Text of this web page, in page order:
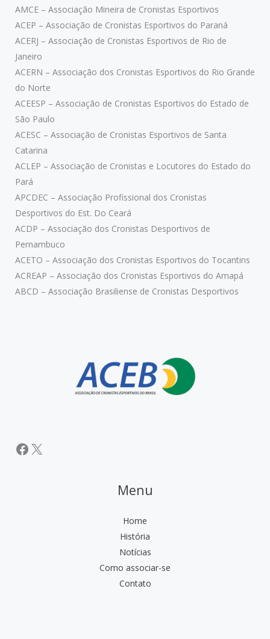
AMCE – Associação Mineira de Cronistas Esportivos
ACEP – Associação de Cronistas Esportivos do Paraná
ACERJ – Associação de Cronistas Esportivos de Rio de
Janeiro
ACERN – Associação dos Cronistas Esportivos do Rio Grande
do Norte
ACEESP – Associação de Cronistas Esportivos do Estado de
São Paulo
ACESC – Associação de Cronistas Esportivos de Santa
Catarina
ACLEP – Associação de Cronistas e Locutores do Estado do
Pará
APCDEC – Associação Profissional dos Cronistas
Desportivos do Est. Do Ceará
ACDP – Associação dos Cronistas Desportivos de
Pernambuco
ACETO – Associação dos Cronistas Esportivos do Tocantins
ACREAP – Associação dos Cronistas Esportivos do Amapá
ABCD – Associação Brasiliense de Cronistas Desportivos
Facebook
X
Menu
Home
História
Notícias
Como associar-se
Contato